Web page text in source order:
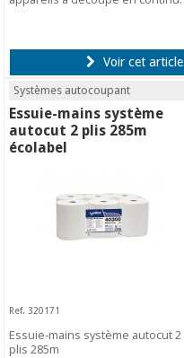
Voir cet article
Systèmes autocoupant
Essuie-mains système
autocut 2 plis 285m
écolabel
Ref. 320171
Essuie-mains système autocut 2
plis 285m